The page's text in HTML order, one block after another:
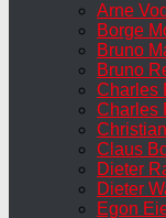
Arne
Borge
Bruno
Bruno
Charles
Charles
Christian
Claus
Dieter
Dieter
Egon